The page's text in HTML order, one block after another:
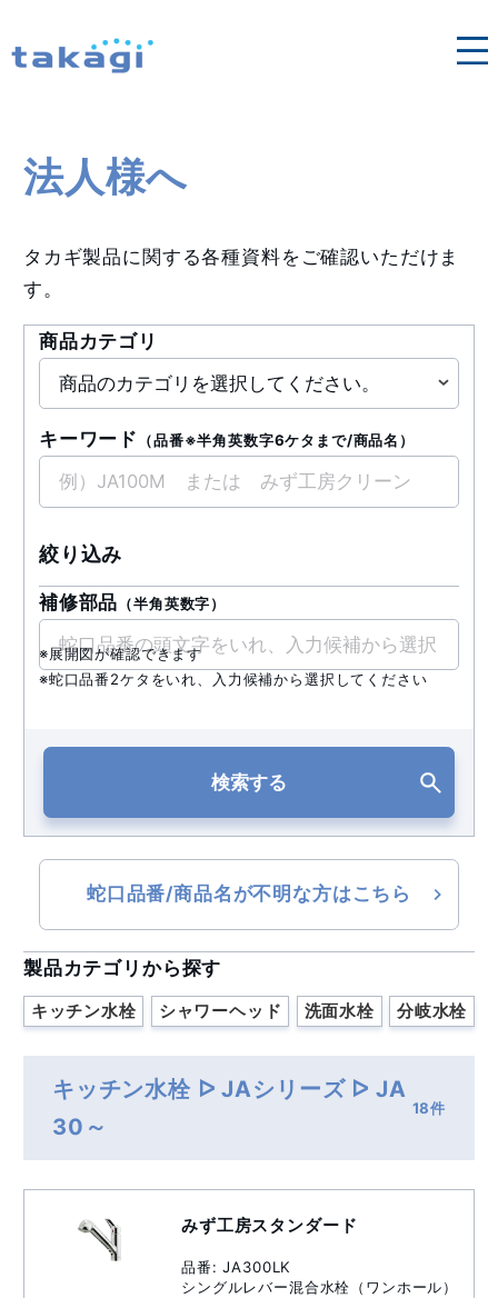
法人様へ
法人様へ
タカギ製品に関する各種資料をご確認いただけま
す。
商品カテゴリ
キーワード （品番※半角英数字6ケタまで/商品名）
絞り込み
補修部品 （半角英数字）
※展開図が確認できます
※蛇口品番2ケタをいれ、入力候補から選択してください
検索する
蛇口品番/商品名が不明な方はこちら
製品カテゴリから探す
キッチン水栓 シャワーヘッド 洗面水栓 分岐水栓
キッチン水栓 ᐅ JAシリーズ ᐅ JA
30～
18件
みず工房スタンダード
品番: JA300LK
シングルレバー混合水栓（ワンホール）